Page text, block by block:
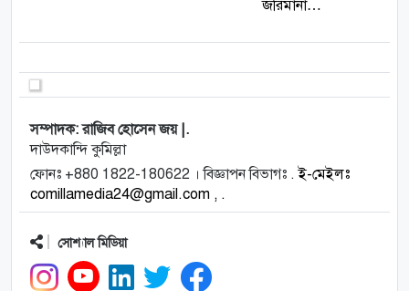
জরিমানা…
সম্পাদক: রাজিব হোসেন জয় |.
দাউদকান্দি কুমিল্লা
ফোনঃ +880 1822-180622 । বিজ্ঞাপন বিভাগঃ .ই-মেইলঃ
comillamedia24@gmail.com , .
সোশ্যাল মিডিয়া